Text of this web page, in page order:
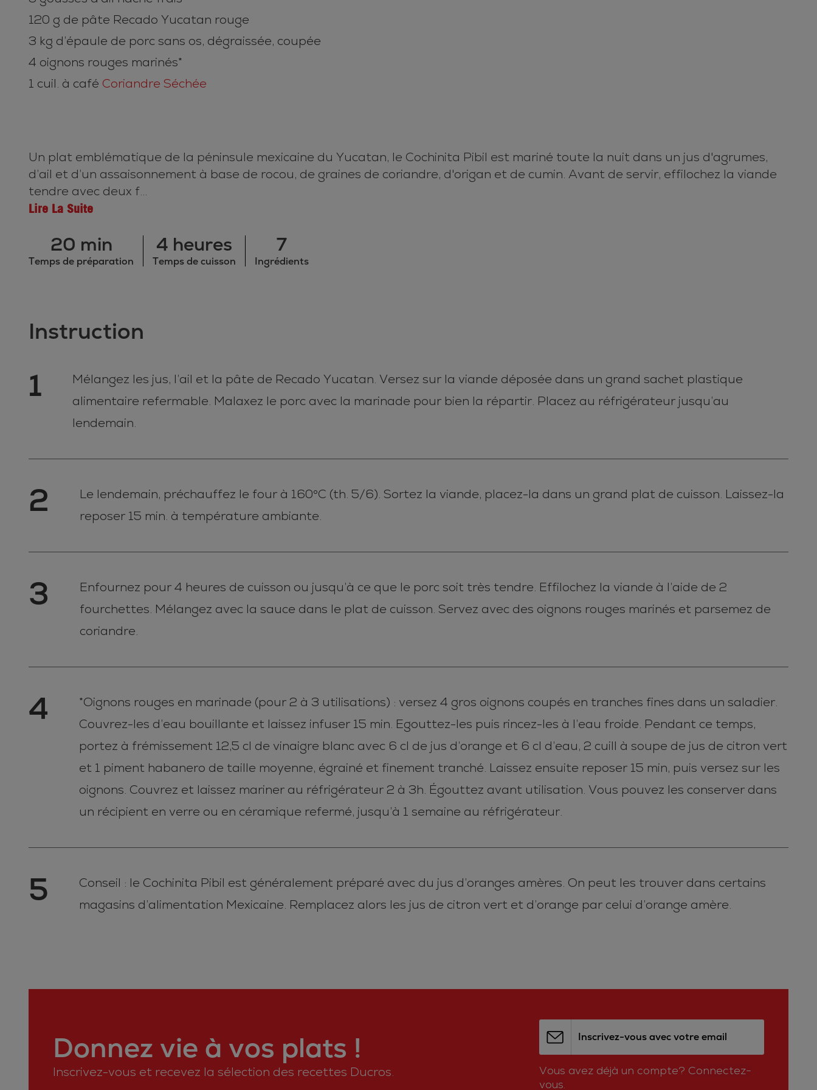
120 g de pâte Recado Yucatan rouge
3 kg d’épaule de porc sans os, dégraissée, coupée
4 oignons rouges marinés*
1 cuil. à café Coriandre Séchée
Un plat emblématique de la péninsule mexicaine du Yucatan, le Cochinita Pibil est mariné toute la nuit dans un jus d'agrumes,
d’ail et d’un assaisonnement à base de rocou, de graines de coriandre, d'origan et de cumin. Avant de servir, effilochez la viande
tendre avec deux f...
Lire La Suite
20 min
Temps de préparation
4 heures
Temps de cuisson
7
Ingrédients
Instruction
1
Mélangez les jus, l’ail et la pâte de Recado Yucatan. Versez sur la viande déposée dans un grand sachet plastique
alimentaire refermable. Malaxez le porc avec la marinade pour bien la répartir. Placez au réfrigérateur jusqu’au
lendemain.
2
Le lendemain, préchauffez le four à 160°C (th. 5/6). Sortez la viande, placez-la dans un grand plat de cuisson. Laissez-la
reposer 15 min. à température ambiante.
3
Enfournez pour 4 heures de cuisson ou jusqu’à ce que le porc soit très tendre. Effilochez la viande à l’aide de 2
fourchettes. Mélangez avec la sauce dans le plat de cuisson. Servez avec des oignons rouges marinés et parsemez de
coriandre.
4
*Oignons rouges en marinade (pour 2 à 3 utilisations) : versez 4 gros oignons coupés en tranches fines dans un saladier.
Couvrez-les d’eau bouillante et laissez infuser 15 min. Egouttez-les puis rincez-les à l’eau froide. Pendant ce temps,
portez à frémissement 12,5 cl de vinaigre blanc avec 6 cl de jus d’orange et 6 cl d’eau, 2 cuill à soupe de jus de citron vert
et 1 piment habanero de taille moyenne, égrainé et finement tranché. Laissez ensuite reposer 15 min, puis versez sur les
oignons. Couvrez et laissez mariner au réfrigérateur 2 à 3h. Égouttez avant utilisation. Vous pouvez les conserver dans
un récipient en verre ou en céramique refermé, jusqu’à 1 semaine au réfrigérateur.
5
Conseil : le Cochinita Pibil est généralement préparé avec du jus d’oranges amères. On peut les trouver dans certains
magasins d’alimentation Mexicaine. Remplacez alors les jus de citron vert et d’orange par celui d’orange amère.
Donnez vie à vos plats !
Inscrivez-vous et recevez la sélection des recettes Ducros.
Inscrivez-vous avec votre email
Vous avez déjà un compte? Connectez-
vous.